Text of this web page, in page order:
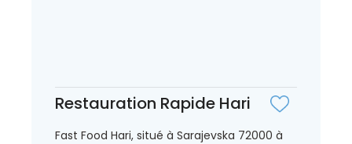
Restauration Rapide Hari
Fast Food Hari, situé à Sarajevska 72000 à